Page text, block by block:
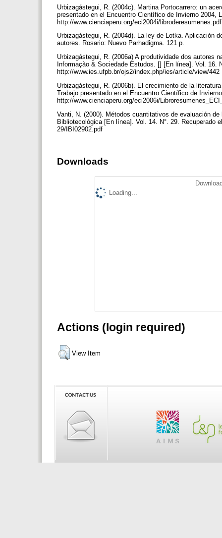
Urbizagástegui, R. (2004c). Martina Portocarrero: un
presentado en el Encuentro Científico de Invierno 2004,
http://www.cienciaperu.org/eci2004i/
Urbizagástegui, R. (2004d). La ley de Lotka. Aplicación
autores. Rosario: Nuevo Parhadigma. 121 p.
Urbizagástegui, R. (2006a) A produtividade dos autores
Informação & Sociedade Estudos. [] [En línea]. Vol. 16.
http://www.ies.ufpb.br/ojs2/index.php/ies/article/view/442
Urbizagástegui, R. (2006b). El crecimiento de la
Trabajo presentado en el Encuentro Científico de
http://www.cienciaperu.org/eci2006i/
Vanti, N. (2000). Métodos cuantitativos de evaluación
Bibliotecológica [En línea]. Vol. 14. N°. 29. Recuperado
29/IBI02902.pdf
Downloads
Loading...
Actions (login required)
View Item